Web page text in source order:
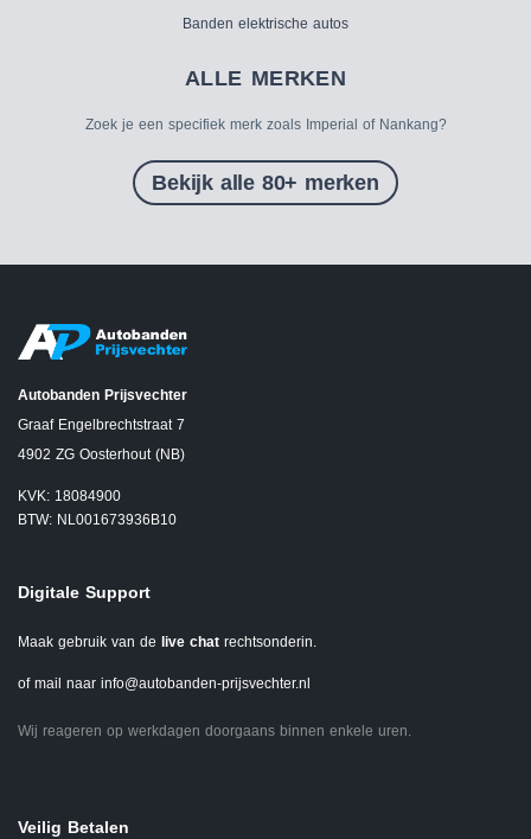
Banden elektrische autos
ALLE MERKEN
Zoek je een specifiek merk zoals Imperial of Nankang?
Bekijk alle 80+ merken
Autobanden Prijsvechter
Graaf Engelbrechtstraat 7
4902 ZG Oosterhout (NB)
KVK: 18084900
BTW: NL001673936B10
Digitale Support
Maak gebruik van de live chat rechtsonderin.
of mail naar info@autobanden-prijsvechter.nl
Wij reageren op werkdagen doorgaans binnen enkele uren.
Veilig Betalen